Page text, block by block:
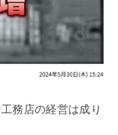
務店の経営は成り